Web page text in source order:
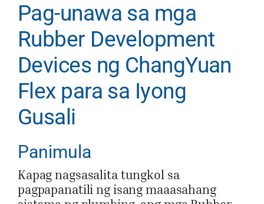
Pag-unawa sa mga
Rubber Development
Devices ng ChangYuan
Flex para sa Iyong
Gusali
Panimula
Kapag nagsasalita tungkol sa
pagpapanatili ng isang maaasahang